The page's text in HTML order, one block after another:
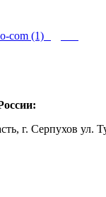
г. Серпухов ул.